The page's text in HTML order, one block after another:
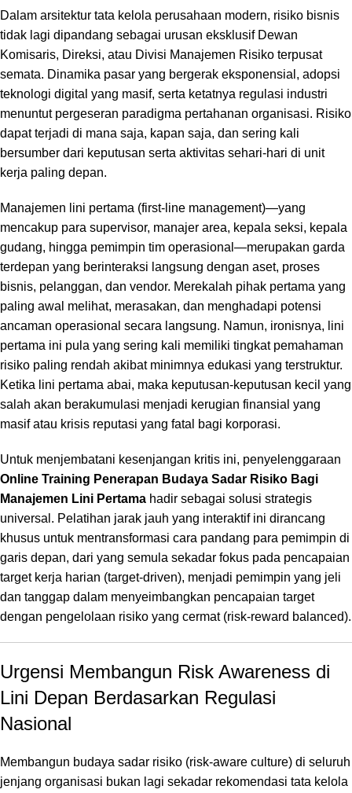
Dalam arsitektur tata kelola perusahaan modern, risiko bisnis
tidak lagi dipandang sebagai urusan eksklusif Dewan
Komisaris, Direksi, atau Divisi Manajemen Risiko terpusat
semata. Dinamika pasar yang bergerak eksponensial, adopsi
teknologi digital yang masif, serta ketatnya regulasi industri
menuntut pergeseran paradigma pertahanan organisasi. Risiko
dapat terjadi di mana saja, kapan saja, dan sering kali
bersumber dari keputusan serta aktivitas sehari-hari di unit
kerja paling depan.
Manajemen lini pertama (first-line management)—yang
mencakup para supervisor, manajer area, kepala seksi, kepala
gudang, hingga pemimpin tim operasional—merupakan garda
terdepan yang berinteraksi langsung dengan aset, proses
bisnis, pelanggan, dan vendor. Merekalah pihak pertama yang
paling awal melihat, merasakan, dan menghadapi potensi
ancaman operasional secara langsung. Namun, ironisnya, lini
pertama ini pula yang sering kali memiliki tingkat pemahaman
risiko paling rendah akibat minimnya edukasi yang terstruktur.
Ketika lini pertama abai, maka keputusan-keputusan kecil yang
salah akan berakumulasi menjadi kerugian finansial yang
masif atau krisis reputasi yang fatal bagi korporasi.
Untuk menjembatani kesenjangan kritis ini, penyelenggaraan
Online Training Penerapan Budaya Sadar Risiko Bagi
Manajemen Lini Pertama hadir sebagai solusi strategis
universal. Pelatihan jarak jauh yang interaktif ini dirancang
khusus untuk mentransformasi cara pandang para pemimpin di
garis depan, dari yang semula sekadar fokus pada pencapaian
target kerja harian (target-driven), menjadi pemimpin yang jeli
dan tanggap dalam menyeimbangkan pencapaian target
dengan pengelolaan risiko yang cermat (risk-reward balanced).
Urgensi Membangun Risk Awareness di
Lini Depan Berdasarkan Regulasi
Nasional
Membangun budaya sadar risiko (risk-aware culture) di seluruh
jenjang organisasi bukan lagi sekadar rekomendasi tata kelola